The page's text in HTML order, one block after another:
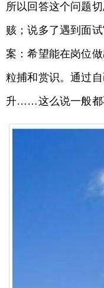
所以回答这个问题
赅；说多了遇到面
案：希望能在岗位
粒捕和赏识。通过
升……这么说一般都